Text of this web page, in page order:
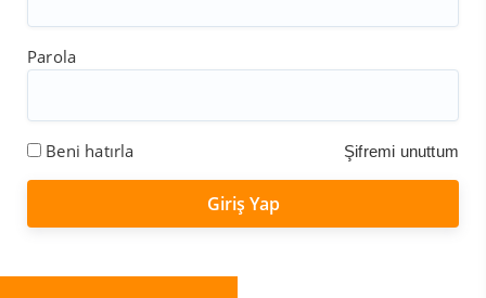
Parola
Beni hatırla Şifremi unuttum